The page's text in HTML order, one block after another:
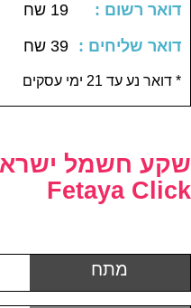
: דואר רשום
19 שח
: דואר שליחים
39 שח
דואר נע עד 21 ימי עסקים *
שקע חשמל
Fetaya Click
מתח